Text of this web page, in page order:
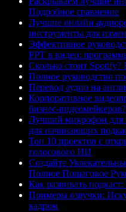
Подробное сравнение
Лучшие онлайн
инструменты для
Эффективное
PPT в видео:
Сколько стоит
Полное руководство
Перевод аудио на
Корпоративное
бизнес-видеомейкеров?
Лучший микрофон для
для начинающих
Топ 10 проектов с
голосового ИИ
Создайте
Полное Пошаговое
Как развивать
Примеры озвучки:
кадром